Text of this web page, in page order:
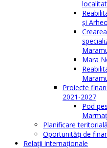
și
Mara
Proiecte
2021-2027
Pod
Planificare teritorială
Oportunităţi de
Relaţii internaţionale